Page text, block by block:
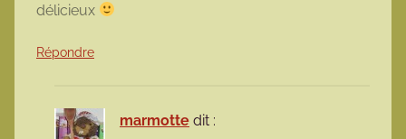
délicieux
Répondre
marmotte dit :